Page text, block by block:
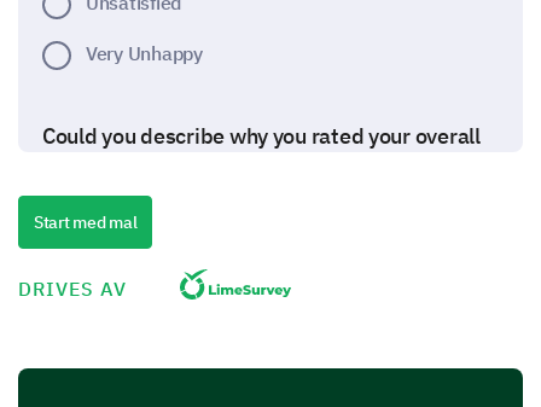
Very Unhappy
Could you describe why you rated your overall
Event Content
Start med mal
DRIVES AV